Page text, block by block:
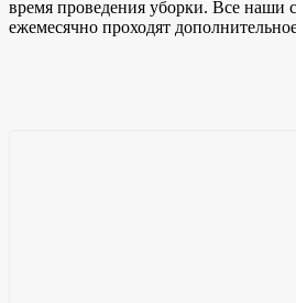
время проведения уборки. Все наши
ежемесячно проходят